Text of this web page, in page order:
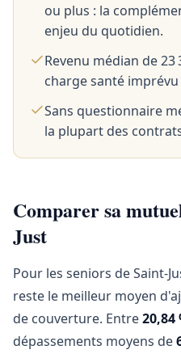
ou plus : la
enjeu du quotidien.
Revenu médian de 23
charge santé
Sans questionnaire
la plupart des
Comparer sa
Just
Pour les seniors de Saint-
reste le meilleur moyen
de couverture. Entre20,84
dépassements moyens de